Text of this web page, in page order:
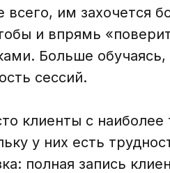
всего, им захочется
и впрямь
Больше
сессий.
клиенты с
у них есть
полная запись